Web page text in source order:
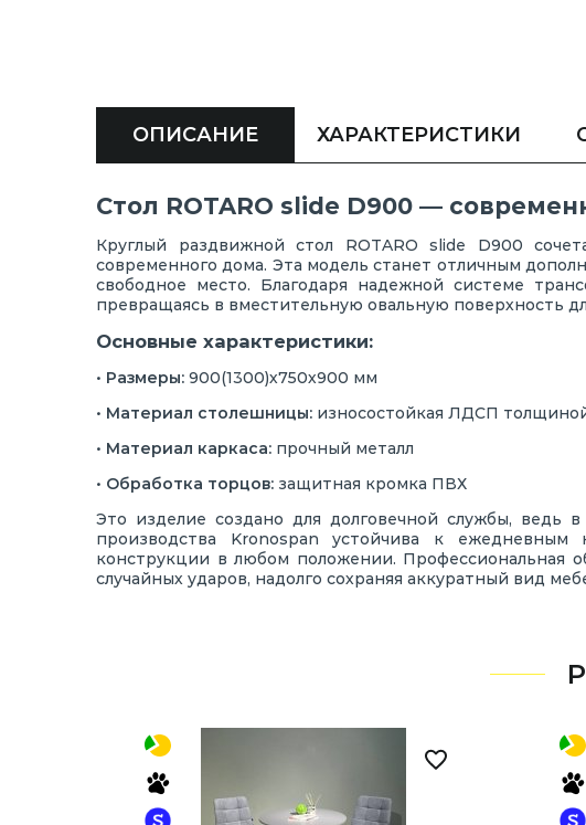
ОПИСАНИЕ ХАРАКТЕРИСТИКИ
Стол ROTARO slide D900 —
Круглый раздвижной стол ROTARO slide D900
современного дома. Эта модель станет отличным
свободное место. Благодаря надежной системе
превращаясь в вместительную овальную поверхность
Основные характеристики:
• Размеры: 900(1300)х750х900 мм
• Материал столешницы: износостойкая ЛДСП
• Материал каркаса: прочный металл
• Обработка торцов: защитная кромка ПВХ
Это изделие создано для долговечной службы, ведь
производства Kronospan устойчива к ежедневным
конструкции в любом положении. Профессиональная
случайных ударов, надолго сохраняя аккуратный вид